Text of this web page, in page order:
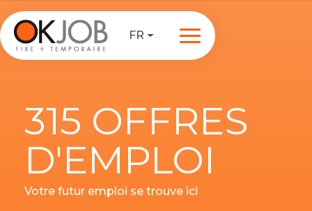
FR
315 OFFRES
D'EMPLOI
Votre futur emploi se trouve ici